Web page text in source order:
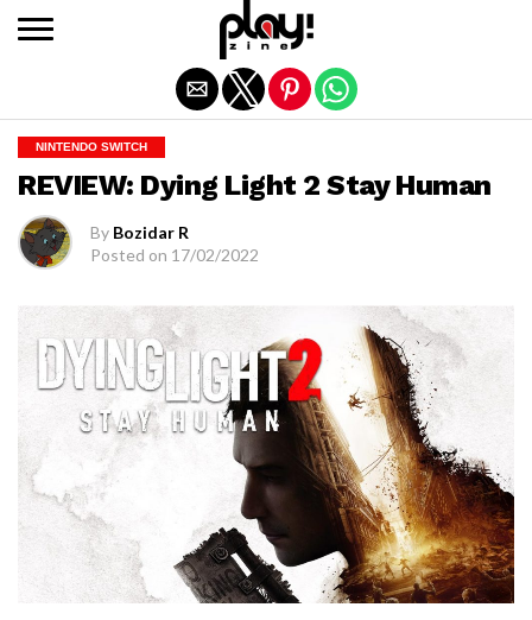
NINTENDO SWITCH
REVIEW: Dying Light 2 Stay Human
By Bozidar R
Posted on 17/02/2022
Exit mobile version